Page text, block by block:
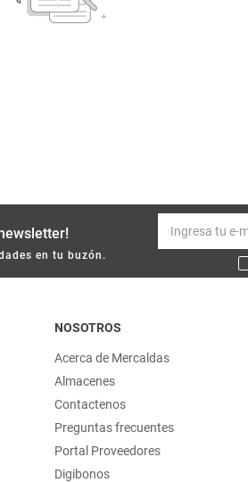
en tu buzón.
NOSOTROS
Acerca de Mercaldas
Almacenes
Contactenos
Preguntas frecuentes
Portal Proveedores
Digibonos